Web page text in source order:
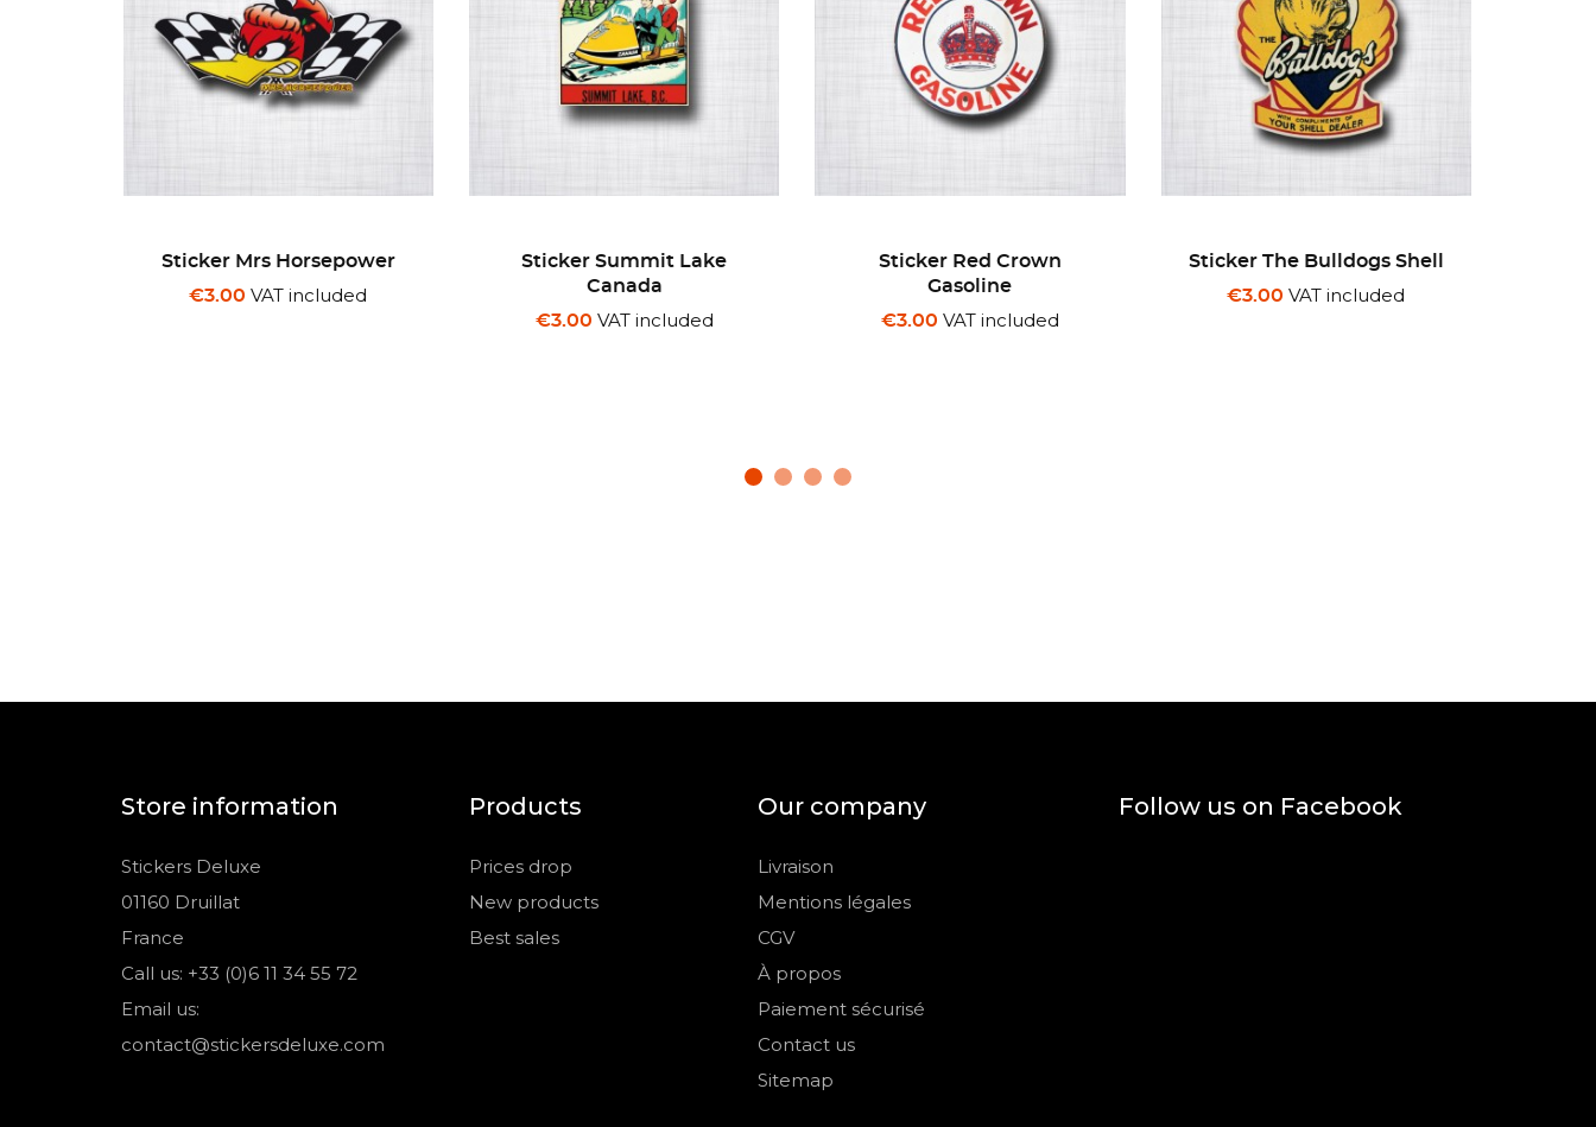
Sticker Summit Lake
Canada
Sticker Red Crown
Gasoline
€3.00 VAT included
Sticker The Bulldogs Shell
€3.00VAT included
Sticker Regular Gas
€3.00 VAT included
Store information
Stickers Deluxe
01160 Druillat
France
Call us: +33 (0)6 11 34 55 72
Email us:
contact@stickersdeluxe.com
Products
Prices drop
New products
Best sales
Our company
Livraison
Mentions légales
CGV
À propos
Paiement sécurisé
Contact us
Sitemap
Follow us on Facebook